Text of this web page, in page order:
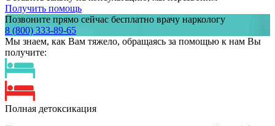
Получить помощь
Позвоните прямо сейчас бесплатно врачу наркологу
8 (800) 333-89-65
Мы знаем, как Вам тяжело, обращаясь за помощью к нам Вы
получите:
Полная детоксикация